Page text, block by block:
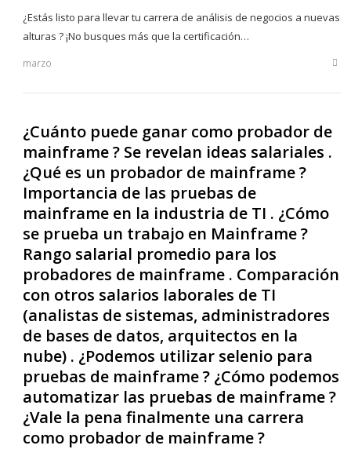
¿Estás listo para llevar tu carrera de análisis de negocios a nuevas
alturas ? ¡No busques más que la certificación…
marzo
¿Cuánto puede ganar como probador de
mainframe ? Se revelan ideas salariales .
¿Qué es un probador de mainframe ?
Importancia de las pruebas de
mainframe en la industria de TI . ¿Cómo
se prueba un trabajo en Mainframe ?
Rango salarial promedio para los
probadores de mainframe . Comparación
con otros salarios laborales de TI
(analistas de sistemas, administradores
de bases de datos, arquitectos en la
nube) . ¿Podemos utilizar selenio para
pruebas de mainframe ? ¿Cómo podemos
automatizar las pruebas de mainframe ?
¿Vale la pena finalmente una carrera
como probador de mainframe ?